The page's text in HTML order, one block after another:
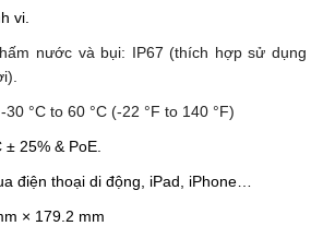
vi.
nước và bụi: IP67 (thích hợp sử dụng
-30 °C to 60 °C (-22 °F to 140 °F)
25% & PoE.
điện thoại di động, iPad, iPhone…
× 179.2 mm